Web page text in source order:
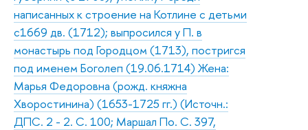
написанных к строение на Котлине с детьми
с1669 дв. (1712); выпросился у П. в
монастырь под Городцом (1713), постригся
под именем Боголеп (19.06.1714) Жена:
Марья Федоровна (рожд. княжна
Хворостинина) (1653-1725 гг.) (Источн.:
ДПС. 2 - 2. С. 100; Маршал По. С. 397,